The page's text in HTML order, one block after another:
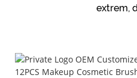
extrem,